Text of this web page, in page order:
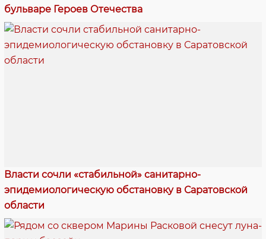
бульваре Героев Отечества
Власти сочли «стабильной» санитарно-
эпидемиологическую обстановку в Саратовской
области